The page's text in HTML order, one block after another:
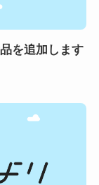
を追加します